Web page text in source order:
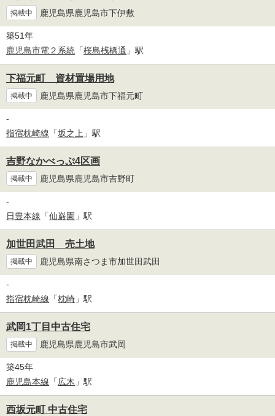
掲載中 鹿児島県鹿児島市下伊敷
築51年
鹿児島市電２系統 「桜島桟橋通 」駅
下福元町 資材置場用地
掲載中 鹿児島県鹿児島市下福元町
-
指宿枕崎線 「坂之上 」駅
吉野なかべっぷ4区画
掲載中 鹿児島県鹿児島市吉野町
-
日豊本線 「仙巌園 」駅
加世田武田 売土地
掲載中 鹿児島県南さつま市加世田武田
-
指宿枕崎線 「枕崎 」駅
武岡1丁目中古住宅
掲載中 鹿児島県鹿児島市武岡
築45年
鹿児島本線 「広木 」駅
西坂元町 中古住宅